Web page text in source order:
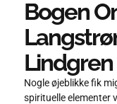
Bogen
Lindgren
Nogle øjeblikke fik
spirituelle elementer